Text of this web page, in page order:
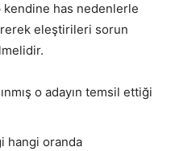
kendine has nedenlerle
eleştirileri sorun
o adayın temsil ettiği
hangi oranda